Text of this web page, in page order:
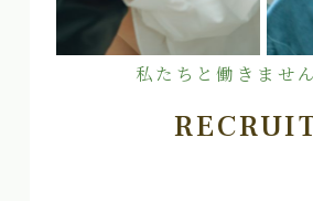
私たちと働きませ